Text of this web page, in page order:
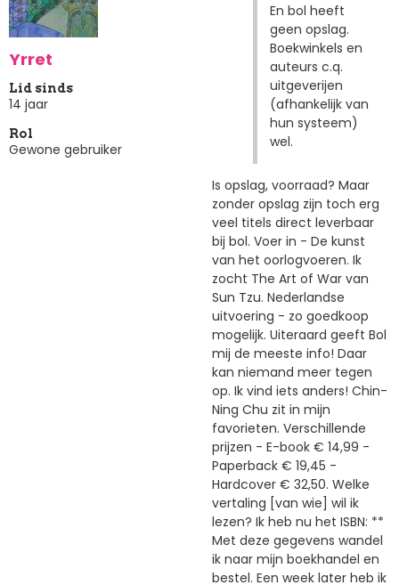
Yrret
Lid sinds
14 jaar
Rol
Gewone gebruiker
En bol heeft
geen opslag.
Boekwinkels en
auteurs c.q.
uitgeverijen
(afhankelijk van
hun systeem)
wel.
Is opslag, voorraad? Maar
zonder opslag zijn toch erg
veel titels direct leverbaar
bij bol. Voer in - De kunst
van het oorlogvoeren. Ik
zocht The Art of War van
Sun Tzu. Nederlandse
uitvoering - zo goedkoop
mogelijk. Uiteraard geeft Bol
mij de meeste info! Daar
kan niemand meer tegen
op. Ik vind iets anders! Chin-
Ning Chu zit in mijn
favorieten. Verschillende
prijzen - E-book € 14,99 -
Paperback € 19,45 -
Hardcover € 32,50. Welke
vertaling [van wie] wil ik
lezen? Ik heb nu het ISBN: **
Met deze gegevens wandel
ik naar mijn boekhandel en
bestel. Een week later heb ik